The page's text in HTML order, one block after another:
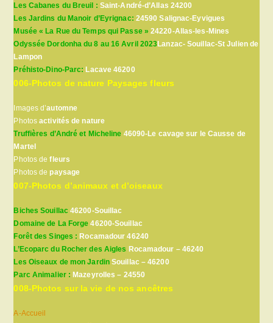
Les Cabanes du Breuil : Saint-André-d’Allas 24200
Les Jardins du Manoir d’Eyrignac: 24590 Salignac-Eyvigues
Musée « La Rue du Temps qui Passe » 24220-Allas-les-Mines
Odyssée Dordonha du 8 au 16 Avril 2023Lanzac- Souillac-St Julien de
Lampon
Préhisto-Dino-Parc: Lacave 46200
006-Photos de nature Paysages fleurs
Images d’automne
Photosactivités de nature
Truffières d’André et Micheline 46090-Le cavage sur le Causse de
Martel
Photos defleurs
Photos depaysage
007-Photos d’animaux et d’oiseaux
Biches Souillac46200-Souillac
Domaine de La Forge 46200-Souillac
Forêt des Singes : Rocamadour 46240
L’Ecoparc du Rocher des Aigles Rocamadour – 46240
Les Oiseaux de mon JardinSouillac – 46200
Parc Animalier : Mazeyrolles – 24550
008-Photos sur la vie de nos ancêtres
A-Accueil